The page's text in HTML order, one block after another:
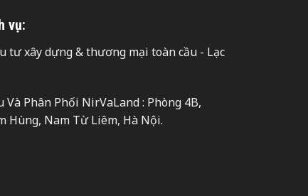
vụ:
tư xây dựng & thương mại toàn cầu - Lạc
Phân Phối NirVaLand : Phòng 4B,
Hùng, Nam Từ Liêm, Hà Nội.